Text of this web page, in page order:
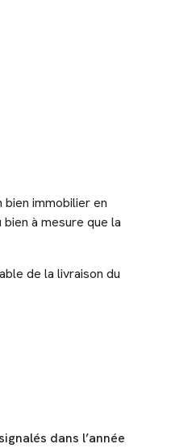
bien immobilier en
à mesure que la
de la livraison du
dans l’année